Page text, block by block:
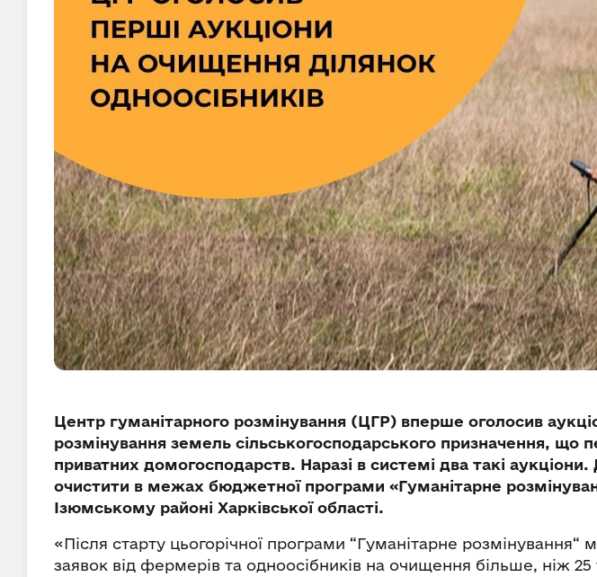
Центр гуманітарного розмінування (ЦГР) вперше оголосив
розмінування земель сільськогосподарського призначення, що
приватних домогосподарств. Наразі в системі два такі аукціони.
очистити в межах бюджетної програми «Гуманітарне
Ізюмському районі Харківської області.
«Після старту цьогорічної програми “Гуманітарне
заявок від фермерів та одноосібників на очищення більше, ніж 25